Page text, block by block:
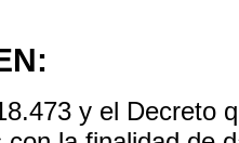
y el Decreto